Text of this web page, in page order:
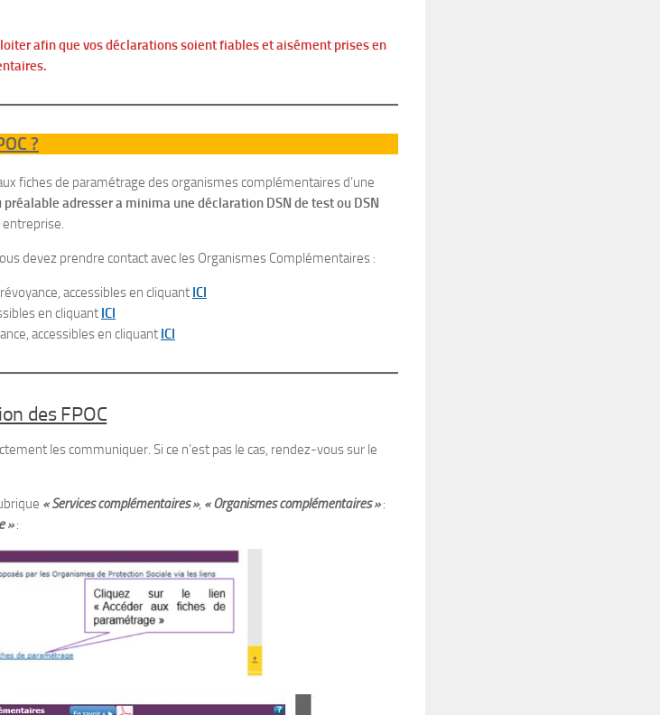
afin que vos déclarations soient fiables et aisément prises en
?
fiches de paramétrage des organismes complémentaires d’une
préalable adresser a minima une déclaration DSN de test ou DSN
devez prendre contact avec les Organismes Complémentaires :
accessibles en cliquant ICI
en cliquant ICI
accessibles en cliquant ICI
des FPOC
les communiquer. Si ce n’est pas le cas, rendez-vous sur le
« Services complémentaires », « Organismes complémentaires »:
»: